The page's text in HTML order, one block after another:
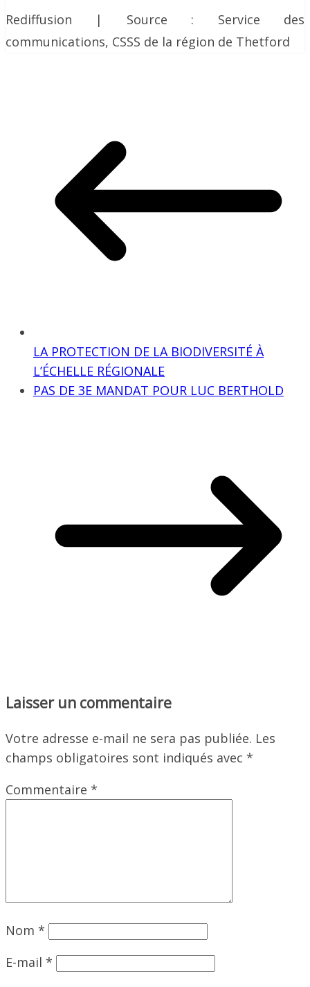
Rediffusion | Source : Service des
communications, CSSS de la région de Thetford
LA PROTECTION DE LA BIODIVERSITÉ À
L’ÉCHELLE RÉGIONALE
PAS DE 3E MANDAT POUR LUC BERTHOLD
Laisser un commentaire
Votre adresse e-mail ne sera pas publiée. Les
champs obligatoires sont indiqués avec *
Commentaire *
Nom *
E-mail *